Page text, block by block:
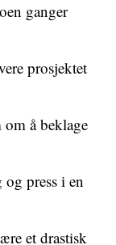
ganger
prosjektet
å beklage
press i en
et drastisk